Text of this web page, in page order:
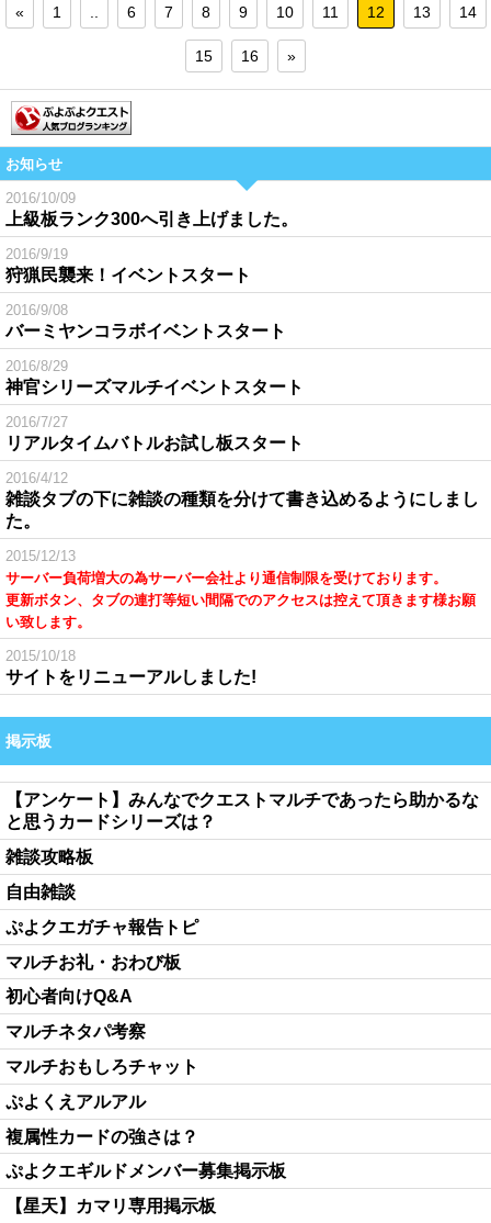
« 1 6 7 8 9 10 11 12 13 14
15 16 »
お知らせ
2016/10/09
上級板ランク300へ引き上げました。
2016/9/19
狩猟民襲来！イベントスタート
2016/9/08
バーミヤンコラボイベントスタート
2016/8/29
神官シリーズマルチイベントスタート
2016/7/27
リアルタイムバトルお試し板スタート
2016/4/12
雑談タブの下に雑談の種類を分けて書き込めるようにしまし
た。
2015/12/13
サーバー負荷増大の為サーバー会社より通信制限を受けております。
更新ボタン、タブの連打等短い間隔でのアクセスは控えて頂きます様お願
い致します。
2015/10/18
サイトをリニューアルしました!
掲示板
【アンケート】みんなでクエストマルチであったら助かるな
と思うカードシリーズは？
雑談攻略板
自由雑談
ぷよクエガチャ報告トピ
マルチお礼・おわび板
初心者向けQ&A
マルチネタパ考察
マルチおもしろチャット
ぷよくえアルアル
複属性カードの強さは？
ぷよクエギルドメンバー募集掲示板
【星天】カマリ専用掲示板